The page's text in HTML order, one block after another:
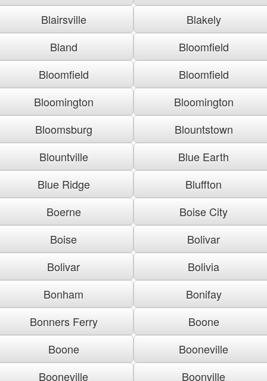
Blairsville
Blakely
Bland
Bloomfield
Bloomfield
Bloomfield
Bloomington
Bloomington
Bloomsburg
Blountstown
Blountville
Blue Earth
Blue Ridge
Bluffton
Boerne
Boise City
Boise
Bolivar
Bolivar
Bolivia
Bonham
Bonifay
Bonners Ferry
Boone
Boone
Booneville
Booneville
Boonville